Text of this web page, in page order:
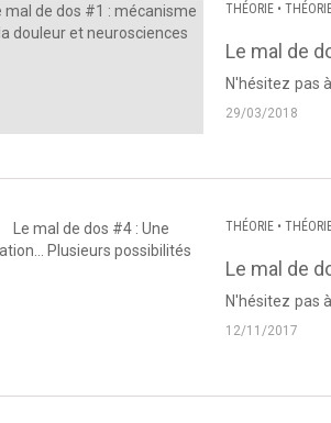
THÉORIE•
Le mal de
N'hésitez pas à
29/03/2018
THÉORIE•
Le mal de
N'hésitez pas à
12/11/2017